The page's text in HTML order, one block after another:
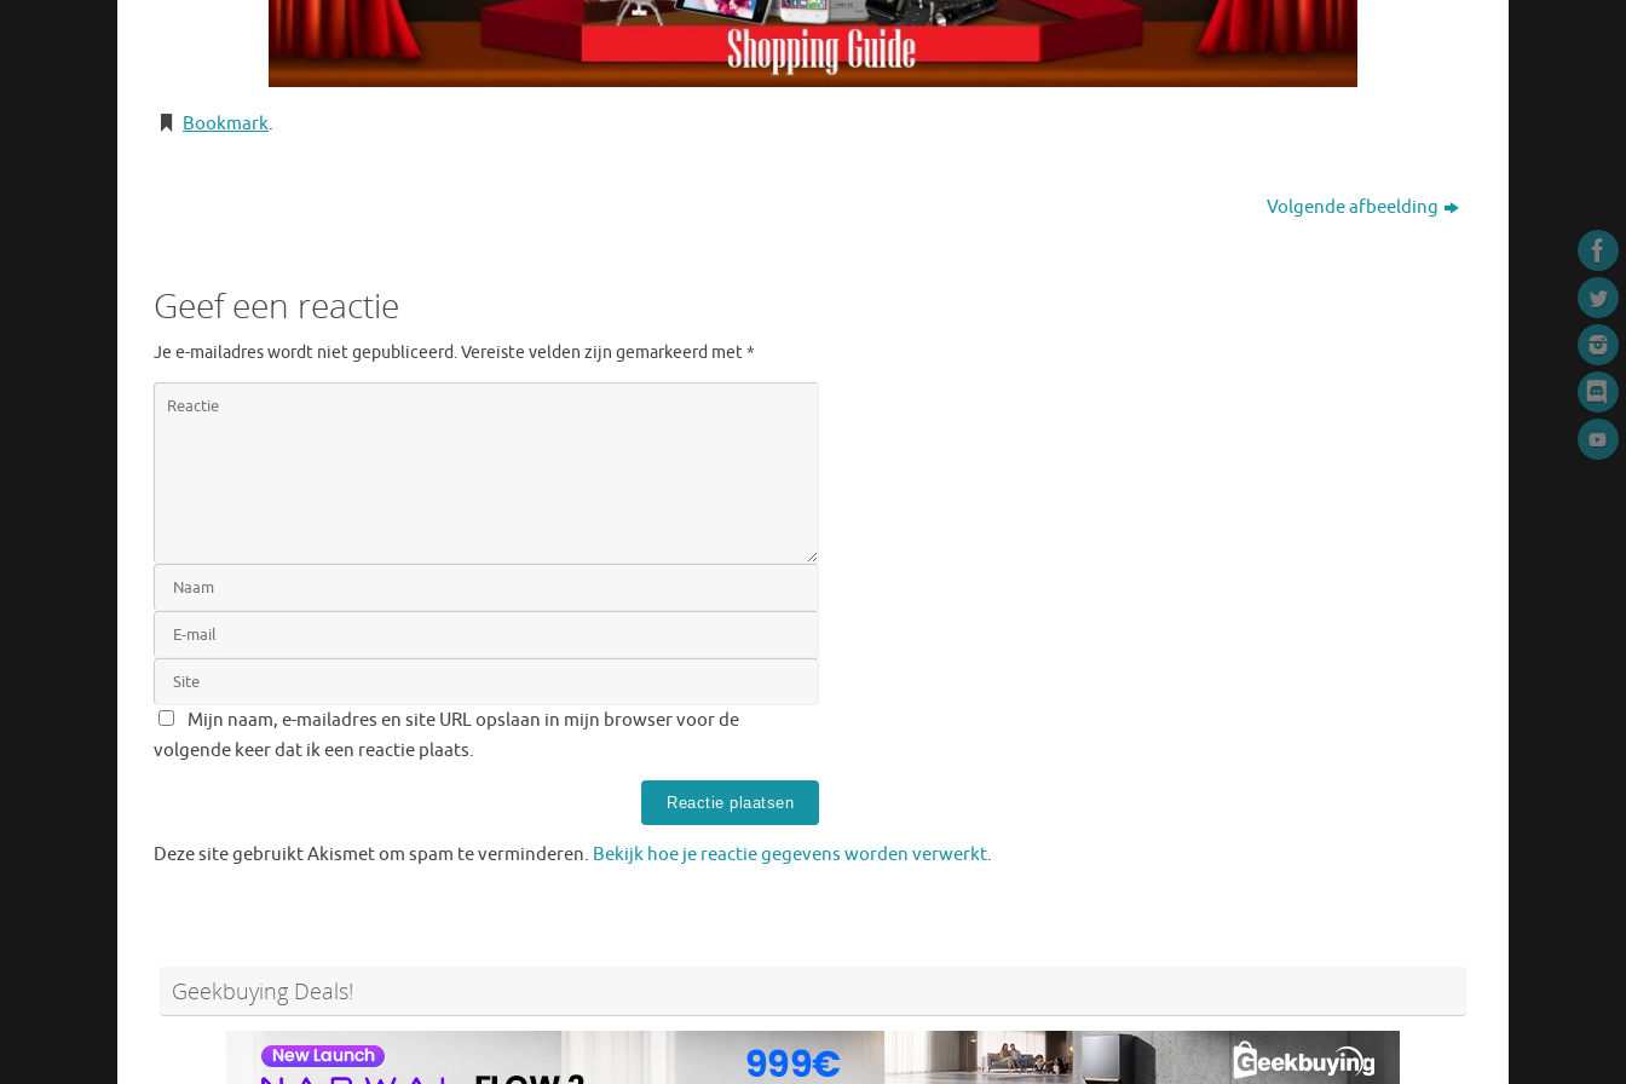
Bookmark.
Volgende afbeelding
Geef een reactie
Je e-mailadres wordt niet gepubliceerd.Vereiste velden zijn gemarkeerd met*
Mijn naam, e-mailadres en site URL opslaan in mijn browser voor de
volgende keer dat ik een reactie plaats.
Deze site gebruikt Akismet om spam te verminderen. Bekijk hoe je reactie gegevens worden verwerkt.
Geekbuying Deals!